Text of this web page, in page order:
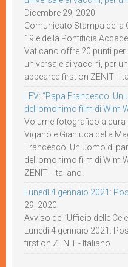
Dicembre 29, 2020
Comunicato Stampa della
19 e della Pontificia
Vaticano offre 20 punti
universale ai vaccini, per
appeared first on ZENIT -
LEV: “Papa Francesco.
dell’omonimo film di Wim
Volume fotografico a
Viganò e Gianluca della
Francesco. Un uomo di
dell’omonimo film di Wim
ZENIT - Italiano.
Lunedì 4 gennaio 2021:
29, 2020
Avviso dell’Ufficio delle
Lunedì 4 gennaio 2021:
first on ZENIT - Italiano.